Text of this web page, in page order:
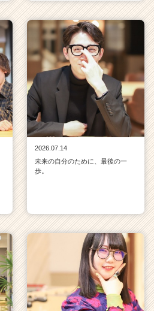
2026.07.14
未来の自分のために、最後の一
歩。